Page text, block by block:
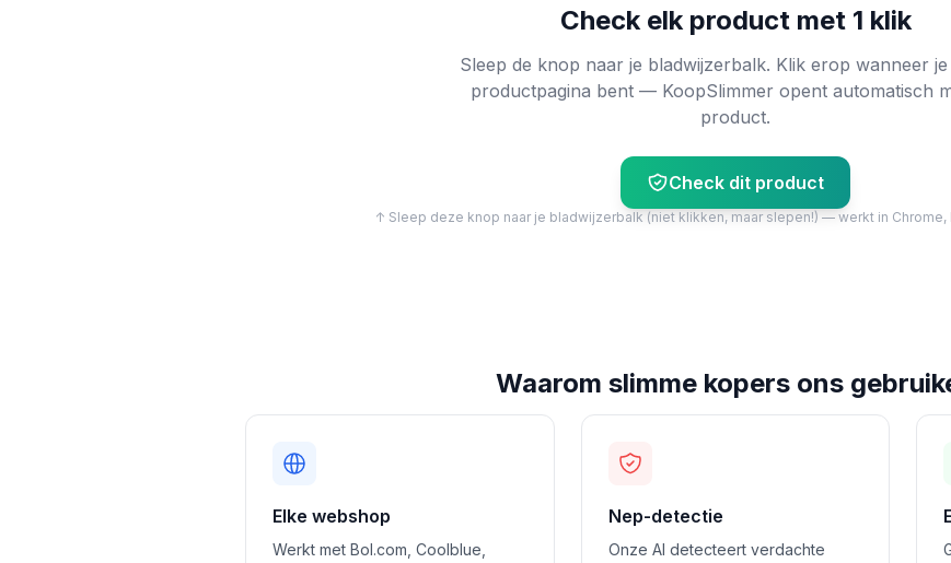
Check elk product met 1 klik
Sleep de knop naar je bladwijzerbalk. Klik erop wanneer
productpagina bent — KoopSlimmer opent automatisch
product.
Check dit product
↑ Sleep deze knop naar je bladwijzerbalk (niet klikken, maar slepen!) — werkt in Chrome,
Waarom slimme kopers ons
Elke webshop
Werkt met Bol.com, Coolblue,
Nep-detectie
Onze AI detecteert verdachte